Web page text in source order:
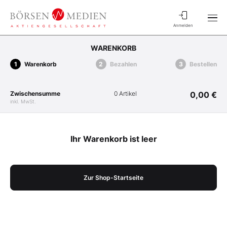
Anmelden
WARENKORB
Warenkorb Bezahlen Bestellen
Zwischensumme
inkl. MwSt.
0 Artikel 0,00 €
Ihr Warenkorb ist leer
Zur Shop-Startseite